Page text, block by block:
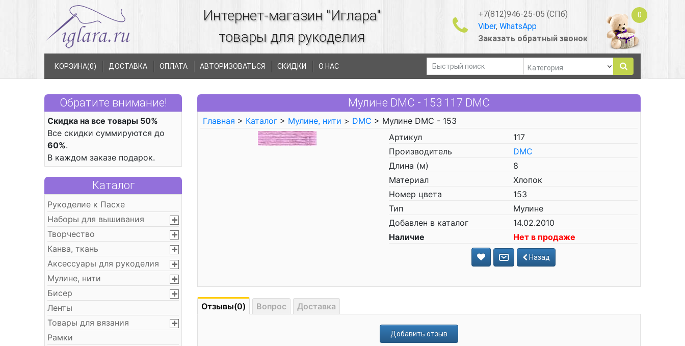
Интернет-магазин "Иглара"
товары для рукоделия
+7(812)946-25-05 (СПб)
Viber, WhatsApp
Заказать обратный звонок
0
КОРЗИНА(0) ДОСТАВКА ОПЛАТА АВТОРИЗОВАТЬСЯ СКИДКИ О НАС
Обратите внимание!
Скидка на все товары 50%
Все скидки суммируются до
60%.
В каждом заказе подарок.
Каталог
Рукоделие к Пасхе
Наборы для вышивания
Творчество
Канва, ткань
Аксессуары для рукоделия
Мулине, нити
Бисер
Ленты
Товары для вязания
Рамки
Мулине DMC - 153 117 DMC
Главная > Каталог > Мулине, нити > DMC > Мулине DMC - 153
Артикул
117
Производитель
DMC
Длина (м)
8
Материал
Хлопок
Номер цвета
153
Тип
Мулине
Добавлен в каталог
14.02.2010
Наличие
Нет в продаже
Назад
Отзывы(0) Вопрос Доставка
Добавить отзыв